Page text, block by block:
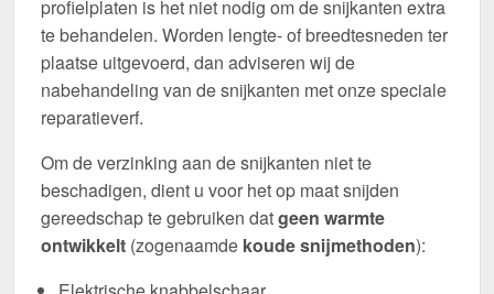
profielplaten is het niet nodig om de snijkanten extra
te behandelen. Worden lengte- of breedtesneden ter
plaatse uitgevoerd, dan adviseren wij de
nabehandeling van de snijkanten met onze speciale
reparatieverf.
Om de verzinking aan de snijkanten niet te
beschadigen, dient u voor het op maat snijden
gereedschap te gebruiken datgeen warmte
ontwikkelt (zogenaamde koude snijmethoden):